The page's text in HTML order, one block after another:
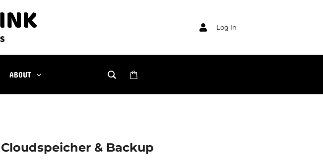
Log In
ABOUT
Cloudspeicher & Backup